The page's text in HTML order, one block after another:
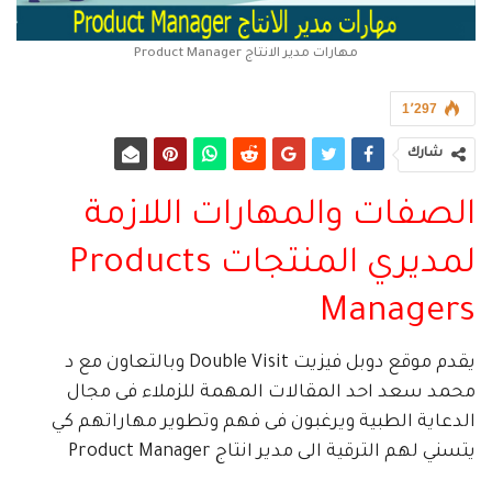
مهارات مدير الانتاج Product Manager
1٬297
شارك
الصفات والمهارات اللازمة
لمديري المنتجات Products
Managers
يقدم موقع دوبل فيزيت Double Visit وبالتعاون مع د
محمد سعد احد المقالات المهمة للزملاء فى مجال
الدعاية الطبية ويرغبون فى فهم وتطوير مهاراتهم كي
يتسني لهم الترقية الى مدير انتاج Product Manager